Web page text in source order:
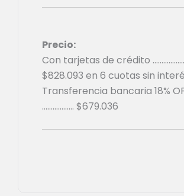
Precio:
Con tarjetas de crédito
$828.093 en 6 cuotas sin
Transferencia bancaria 18%
……………… $679.036